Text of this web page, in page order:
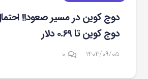
دوج ‌کوین در مسیر صعود!!
دوج کوین تا ۰.۶۹ دلار
۱۴۰۴/۰۹/۰۵ ۰